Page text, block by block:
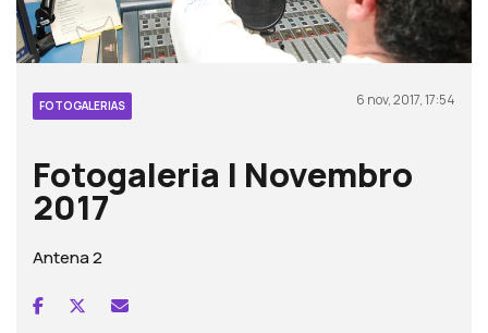
FOTOGALERIAS 6 nov, 2017, 17:54
Fotogaleria | Novembro
2017
Antena 2